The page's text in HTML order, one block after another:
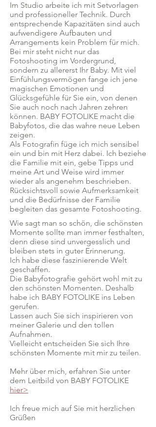
Im Studio arbeite ich mit Setvorlagen
und professioneller Technik. Durch
entsprechende Kapazitäten sind auch
aufwendigere Aufbauten und
Arrangements kein Problem für mich.
Bei mir steht nicht nur das
Fotoshooting im Vordergrund,
sondern zu allererst Ihr Baby. Mit viel
Einfühlungsvermögen fange ich jene
magischen Emotionen und
Glücksgefühle für Sie ein, von denen
Sie auch noch nach Jahren zehren
können. BABY FOTOLIKE macht die
Babyfotos, die das wahre neue Leben
zeigen.
​Als Fotografin füge ich mich sensibel
ein und bin mit Herz dabei. Ich beziehe
die Familie mit ein, gebe Tipps und
meine Art und Weise wird immer
wieder als angenehm beschrieben.
Rücksichtsvoll sowie Aufmerksamkeit
und die Bedürfnisse der Familie
begleiten das gesamte Fotoshooting.
Wie sagt man so schön, die schönsten
Momente sollte man immer festhalten,
denn diese sind unvergesslich und
bleiben stets in guter Erinnerung.
Ich habe diese faszinierende Welt
geschaffen.
Die Babyfotografie gehört wohl mit zu
den schönsten Momenten. Deshalb
habe ich BABY FOTOLIKE ins Leben
gerufen.
Lassen auch Sie sich inspirieren von
meiner Galerie und den tollen
Aufnahmen.
Vielleicht entscheiden Sie sich Ihre
schönsten Momente mit mir zu teilen.
Mehr über mich, erfahren Sie unter
dem Leitbild von BABY FOTOLIKE
hier>
Ich freue mich auf Sie mit herzlichen
Grüßen